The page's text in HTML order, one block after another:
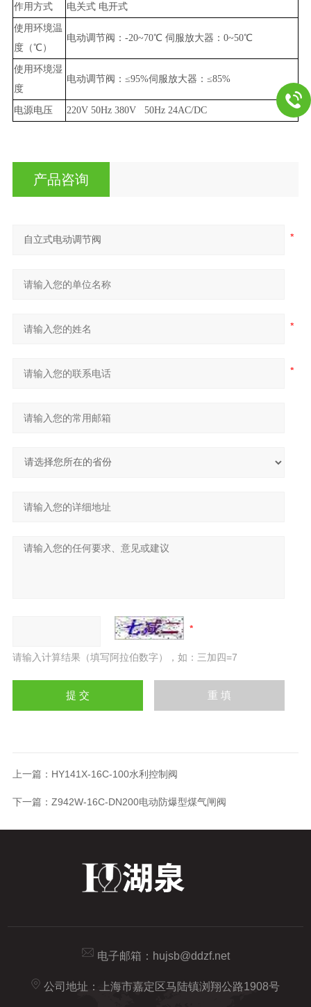
作用方式 电关式 电开式
使用环境温
度（℃）
电动调节阀：-20~70℃ 伺服放大器：0~50℃
使用环境湿
度
电动调节阀：≤95%伺服放大器：≤85%
电源电压 220V 50Hz 380V 50Hz 24AC/DC
产品咨询
请输入计算结果（填写阿拉伯数字），如：三加四=7
上一篇： HY141X-16C-100水利控制阀
下一篇： Z942W-16C-DN200电动防爆型煤气闸阀
电子邮箱： hujsb@ddzf.net
公司地址：上海市嘉定区马陆镇浏翔公路1908号